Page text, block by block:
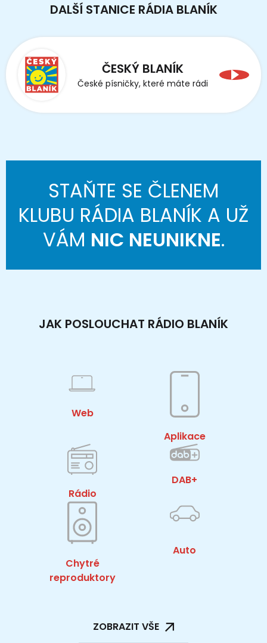
DALŠÍ STANICE RÁDIA BLANÍK
ČESKÝ BLANÍK
České písničky, které máte rádi
STAŇTE SE ČLENEM
KLUBU RÁDIA BLANÍK A UŽ
VÁM NIC NEUNIKNE.
JAK POSLOUCHAT RÁDIO BLANÍK
Web
Aplikace
Rádio
DAB+
Chytré
reproduktory
Auto
ZOBRAZIT VŠE